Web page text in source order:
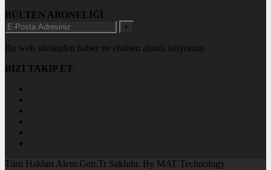
BÜLTEN ABONELİĞİ
+
Bu web sitesinden haber ve ebülten almak istiyorum
BİZİ TAKİP ET
Tüm Hakları Alem.Gen.Tr Saklıdır. By MAT Technology